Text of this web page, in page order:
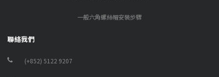
一般六角螺絲帽安裝步驟
聯絡我們
(+852) 5122 9207